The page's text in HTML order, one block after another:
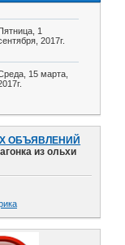
1
2017г.
15 марта,
ОБЪЯВЛЕНИЙ
из ольхи